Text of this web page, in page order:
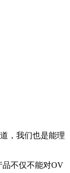
，我们也是能理
不仅不能对OV